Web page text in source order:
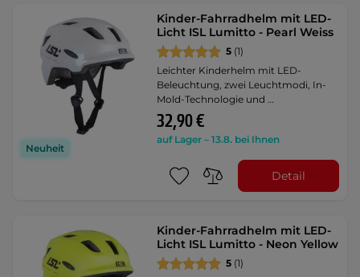
Neuheit
Kinder-Fahrradhelm mit LED-
Licht ISL Lumitto - Pearl Weiss
5 (1)
Leichter Kinderhelm mit LED-
Beleuchtung, zwei Leuchtmodi, In-
Mold-Technologie und …
32,90 €
auf Lager – 13.8. bei Ihnen
Detail
Kinder-Fahrradhelm mit LED-
Licht ISL Lumitto - Neon Yellow
5 (1)